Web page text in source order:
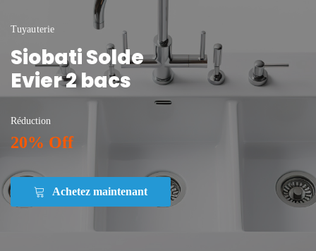
Tuyauterie
Siobati Solde
Evier 2 bacs
Réduction
20% Off
Achetez maintenant